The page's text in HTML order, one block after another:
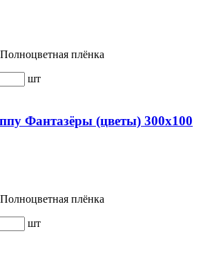
плёнка
шт
Фантазёры (цветы) 300х100
плёнка
шт